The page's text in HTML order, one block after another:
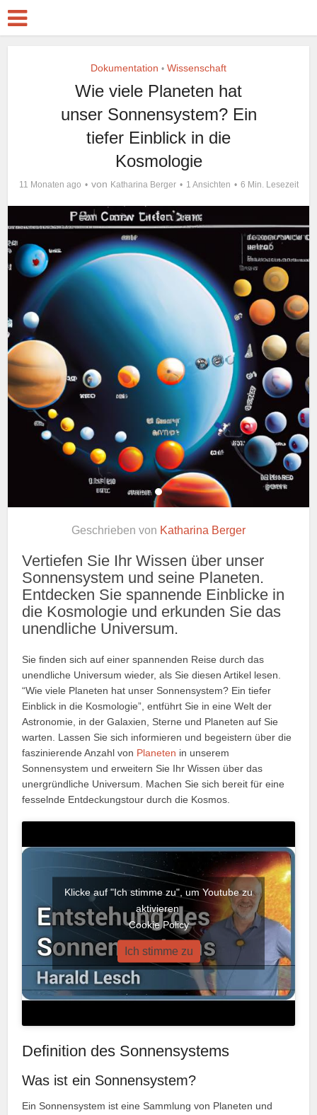
Dokumentation • Wissenschaft
Wie viele Planeten hat
unser Sonnensystem? Ein
tiefer Einblick in die
Kosmologie
11 Monaten ago von Katharina Berger 1 Ansichten 6 Min. Lesezeit
Geschrieben von Katharina Berger
Vertiefen Sie Ihr Wissen über unser
Sonnensystem und seine Planeten.
Entdecken Sie spannende Einblicke in
die Kosmologie und erkunden Sie das
unendliche Universum.
Sie finden sich auf einer spannenden Reise durch das
unendliche Universum wieder, als Sie diesen Artikel lesen.
“Wie viele Planeten hat unser Sonnensystem? Ein tiefer
Einblick in die Kosmologie”, entführt Sie in eine Welt der
Astronomie, in der Galaxien, Sterne und Planeten auf Sie
warten. Lassen Sie sich informieren und begeistern über die
faszinierende Anzahl von Planeten in unserem
Sonnensystem und erweitern Sie Ihr Wissen über das
unergründliche Universum. Machen Sie sich bereit für eine
fesselnde Entdeckungstour durch die Kosmos.
Klicke auf "Ich stimme zu", um Youtube zu
aktivieren
Cookie Policy
Ich stimme zu
Definition des Sonnensystems
Was ist ein Sonnensystem?
Ein Sonnensystem ist eine Sammlung von Planeten und